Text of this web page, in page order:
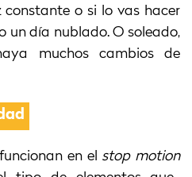
o si lo vas hacer
un día nublado. O soleado,
muchos cambios de
en el stop motion